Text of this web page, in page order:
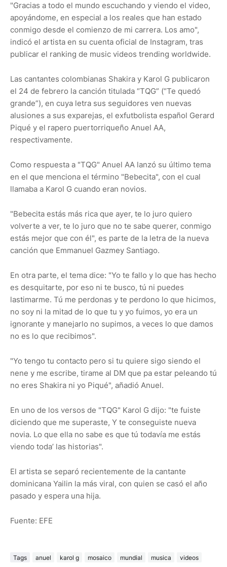
"Gracias a todo el mundo escuchando y viendo el video,
apoyándome, en especial a los reales que han estado
conmigo desde el comienzo de mi carrera. Los amo",
indicó el artista en su cuenta oficial de Instagram, tras
publicar el ranking de music videos trending worldwide.
Las cantantes colombianas Shakira y Karol G publicaron
el 24 de febrero la canción titulada “TQG” (“Te quedó
grande”), en cuya letra sus seguidores ven nuevas
alusiones a sus exparejas, el exfutbolista español Gerard
Piqué y el rapero puertorriqueño Anuel AA,
respectivamente.
Como respuesta a "TQG" Anuel AA lanzó su último tema
en el que menciona el término "Bebecita", con el cual
llamaba a Karol G cuando eran novios.
"Bebecita estás más rica que ayer, te lo juro quiero
volverte a ver, te lo juro que no te sabe querer, conmigo
estás mejor que con él", es parte de la letra de la nueva
canción que Emmanuel Gazmey Santiago.
En otra parte, el tema dice: "Yo te fallo y lo que has hecho
es desquitarte, por eso ni te busco, tú ni puedes
lastimarme. Tú me perdonas y te perdono lo que hicimos,
no soy ni la mitad de lo que tu y yo fuimos, yo era un
ignorante y manejarlo no supimos, a veces lo que damos
no es lo que recibimos".
"Yo tengo tu contacto pero si tu quiere sigo siendo el
nene y me escribe, tirame al DM que pa estar peleando tú
no eres Shakira ni yo Piqué", añadió Anuel.
En uno de los versos de "TQG" Karol G dijo: "te fuiste
diciendo que me superaste, Y te conseguiste nueva
novia. Lo que ella no sabe es que tú todavía me estás
viendo toda’ las historias".
El artista se separó recientemente de la cantante
dominicana Yailin la más viral, con quien se casó el año
pasado y espera una hija.
Fuente: EFE
Tags anuel karol g mosaico mundial musica videos